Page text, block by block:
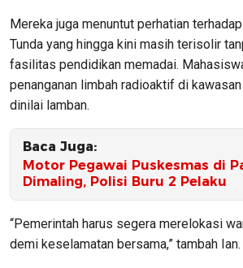
Mereka juga menuntut perhatian
Tunda yang hingga kini masih terisolir
fasilitas pendidikan memadai.
penanganan limbah radioaktif di
dinilai lamban.
Baca Juga:
Motor Pegawai Puskesmas di
Dimaling, Polisi Buru 2 Pelaku
“Pemerintah harus segera merelokasi
demi keselamatan bersama,” tambah Ian.